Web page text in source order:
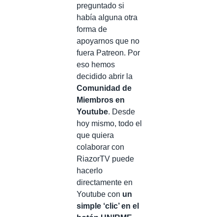
preguntado si
había alguna otra
forma de
apoyarnos que no
fuera Patreon. Por
eso hemos
decidido abrir la
Comunidad de
Miembros en
Youtube. Desde
hoy mismo, todo el
que quiera
colaborar con
RiazorTV puede
hacerlo
directamente en
Youtube con un
simple ‘clic’ en el